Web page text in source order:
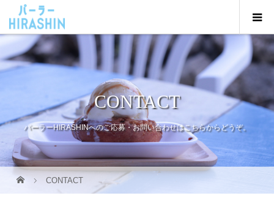
CONTACT
パーラーHIRASHINへのご応募・お問い合わせはこちらからどうぞ。
CONTACT